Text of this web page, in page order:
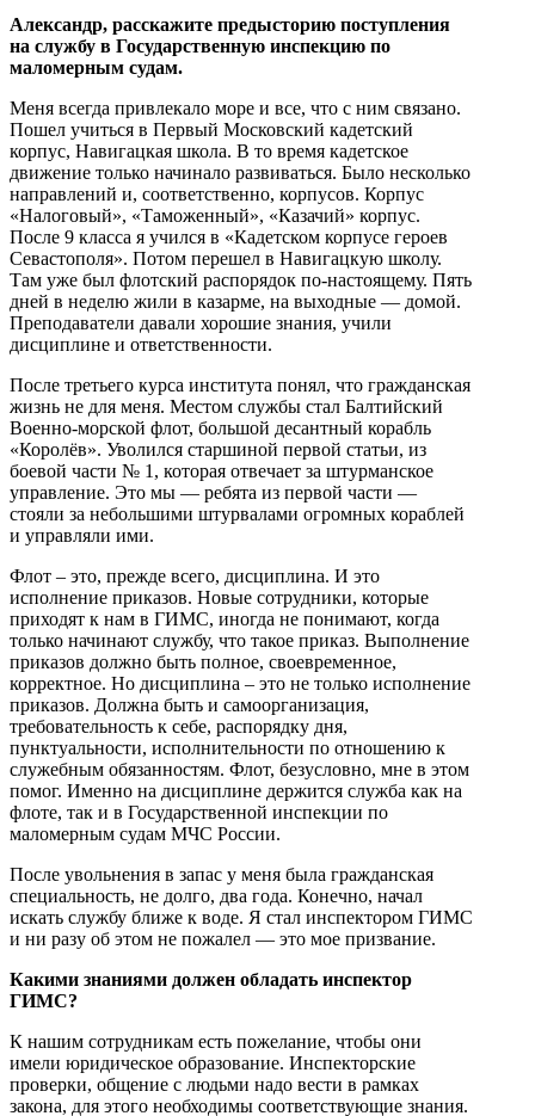
Александр, расскажите предысторию поступления
на службу в Государственную инспекцию по
маломерным судам.
Меня всегда привлекало море и все, что с ним связано.
Пошел учиться в Первый Московский кадетский
корпус, Навигацкая школа. В то время кадетское
движение только начинало развиваться. Было несколько
направлений и, соответственно, корпусов. Корпус
«Налоговый», «Таможенный», «Казачий» корпус.
После 9 класса я учился в «Кадетском корпусе героев
Севастополя». Потом перешел в Навигацкую школу.
Там уже был флотский распорядок по-настоящему. Пять
дней в неделю жили в казарме, на выходные — домой.
Преподаватели давали хорошие знания, учили
дисциплине и ответственности.
После третьего курса института понял, что гражданская
жизнь не для меня. Местом службы стал Балтийский
Военно-морской флот, большой десантный корабль
«Королёв». Уволился старшиной первой статьи, из
боевой части № 1, которая отвечает за штурманское
управление. Это мы — ребята из первой части —
стояли за небольшими штурвалами огромных кораблей
и управляли ими.
Флот – это, прежде всего, дисциплина. И это
исполнение приказов. Новые сотрудники, которые
приходят к нам в ГИМС, иногда не понимают, когда
только начинают службу, что такое приказ. Выполнение
приказов должно быть полное, своевременное,
корректное. Но дисциплина – это не только исполнение
приказов. Должна быть и самоорганизация,
требовательность к себе, распорядку дня,
пунктуальности, исполнительности по отношению к
служебным обязанностям. Флот, безусловно, мне в этом
помог. Именно на дисциплине держится служба как на
флоте, так и в Государственной инспекции по
маломерным судам МЧС России.
После увольнения в запас у меня была гражданская
специальность, не долго, два года. Конечно, начал
искать службу ближе к воде. Я стал инспектором ГИМС
и ни разу об этом не пожалел — это мое призвание.
Какими знаниями должен обладать инспектор
ГИМС?
К нашим сотрудникам есть пожелание, чтобы они
имели юридическое образование. Инспекторские
проверки, общение с людьми надо вести в рамках
закона, для этого необходимы соответствующие знания.